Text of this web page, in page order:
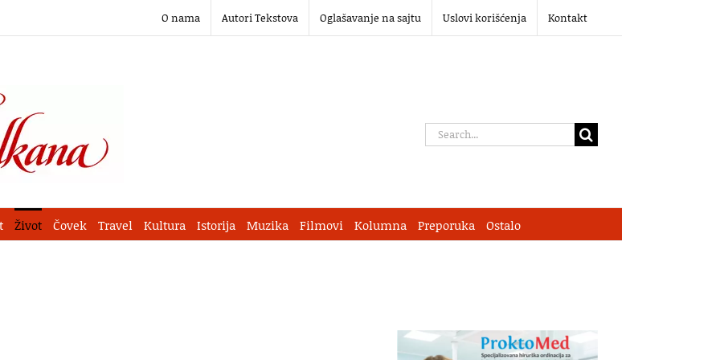
O nama Autori Tekstova Oglašavanje na sajtu Uslovi korišćenja Kontakt
Search
Život Čovek Travel Kultura Istorija Muzika Filmovi Kolumna Preporuka Ostalo